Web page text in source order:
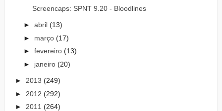
Screencaps: SPNT 9.20 - Bloodlines
► abril (13)
► março (17)
► fevereiro (13)
► janeiro (20)
► 2013 (249)
► 2012 (292)
► 2011 (264)